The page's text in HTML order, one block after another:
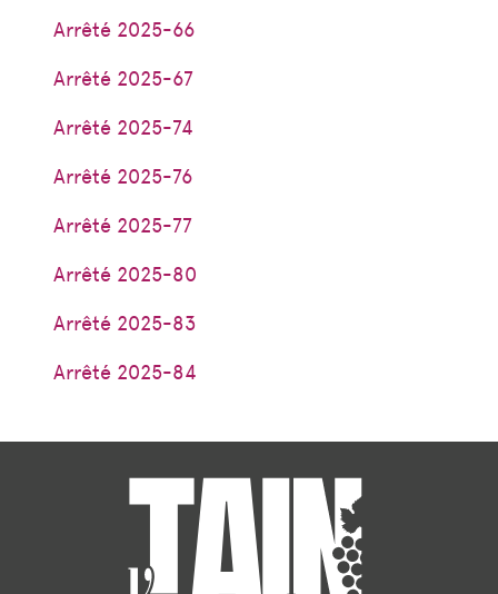
Arrêté 2025-66
Arrêté 2025-67
Arrêté 2025-74
Arrêté 2025-76
Arrêté 2025-77
Arrêté 2025-80
Arrêté 2025-83
Arrêté 2025-84